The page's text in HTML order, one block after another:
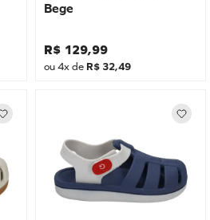
Bege
R$ 129,99
ou4x de R$ 32,49